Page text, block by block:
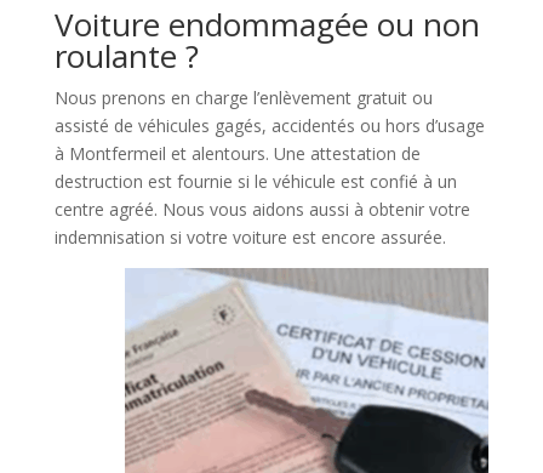
Voiture endommagée ou non
roulante ?
Nous prenons en charge l’enlèvement gratuit ou
assisté de véhicules gagés, accidentés ou hors d’usage
à Montfermeil et alentours. Une attestation de
destruction est fournie si le véhicule est confié à un
centre agréé. Nous vous aidons aussi à obtenir votre
indemnisation si votre voiture est encore assurée.